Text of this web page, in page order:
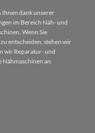
Ihnen dank unserer
im Bereich Näh- und
Wenn Sie
entscheiden, stehen wir
wir Reparatur- und
an.